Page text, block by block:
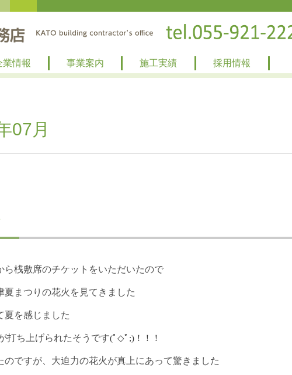
業情報 事業案内 施工実績 採用情報
07月
ら桟敷席のチケットをいただいたので
夏まつりの花火を見てきました
夏を感じました
打ち上げられたそうです(ﾟ ◇ﾟ ;)！！！
のですが、大迫力の花火が真上にあって驚きました